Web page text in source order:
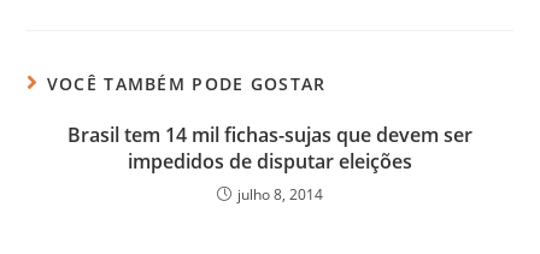
VOCÊ TAMBÉM PODE GOSTAR
Brasil tem 14 mil fichas-sujas que devem ser
impedidos de disputar eleições
julho 8, 2014